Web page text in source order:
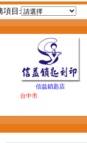
項目:
信益鎖匙店
台中市